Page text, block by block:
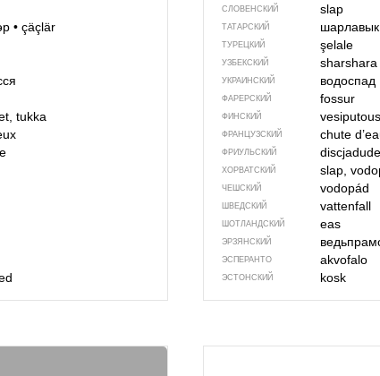
• çäçlär
tukka
СЛОВЕНСКИЙ slap
ТАТАРСКИЙ
ТУРЕЦКИЙ şelale
УЗБЕКСКИЙ sharshara
УКРАИНСКИЙ водоспад
ФАРЕРСКИЙ fossur
ФИНСКИЙ vesiputous
ФРАНЦУЗСКИЙ chute
ФРИУЛЬСКИЙ discjadude
ХОРВАТСКИЙ slap,
ЧЕШСКИЙ vodopád
ШВЕДСКИЙ vattenfall
ШОТЛАНДСКИЙ eas
ЭРЗЯНСКИЙ
ЭСПЕРАНТО akvofalo
ЭСТОНСКИЙ kosk